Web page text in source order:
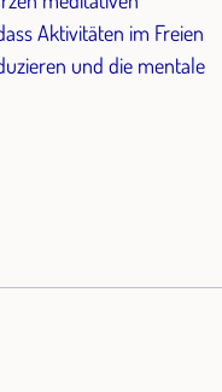
Aktivitäten im Freien
und die mentale